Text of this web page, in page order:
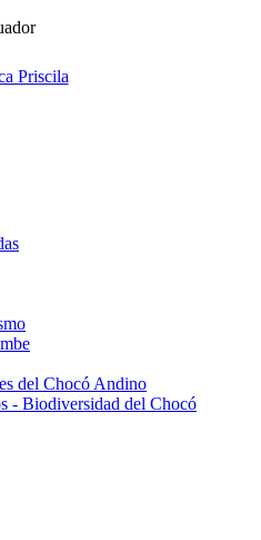
del Chocó Andino
- Biodiversidad del Chocó